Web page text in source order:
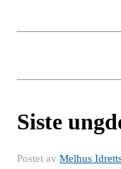
Siste
Postet av Melhus